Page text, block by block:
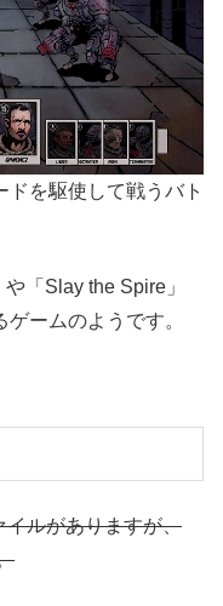
を駆使して戦うバト
「Slay the Spire」
ームのようです。
イルがありますが、